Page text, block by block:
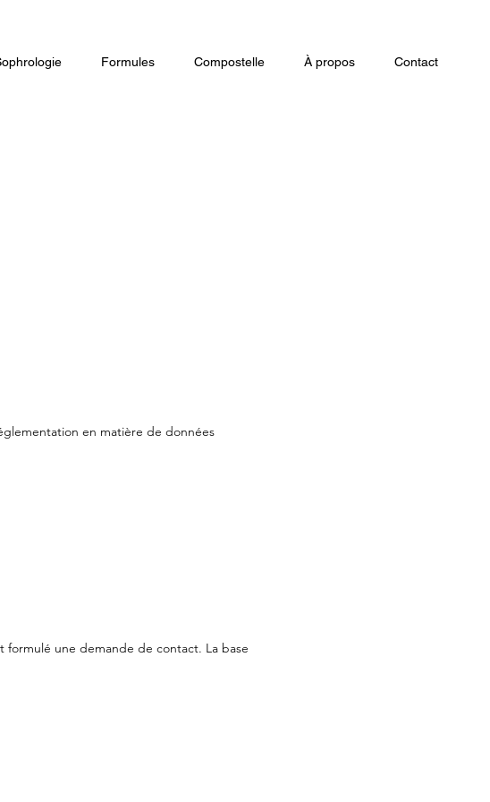
Formules Compostelle À propos Contact
en matière de données
formulé une demande de contact. La base